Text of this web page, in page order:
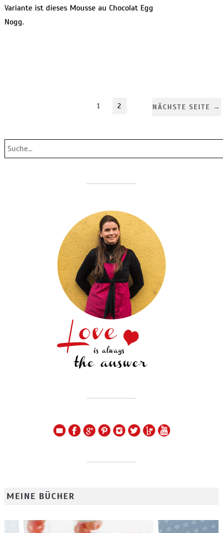
Variante ist dieses Mousse au Chocolat Egg
Nogg.
1 2 NÄCHSTE SEITE →
MEINE BÜCHER